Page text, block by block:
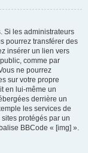
Si les administrateurs
pourrez transférer des
insérer un lien vers
comme par
ne pourrez
sur votre propre
en lui-même un
derrière un
les services de
protégés par un
BBCode « [img] ».